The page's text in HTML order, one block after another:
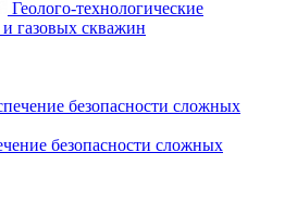
Геолого-технологические
газовых скважин
безопасности сложных